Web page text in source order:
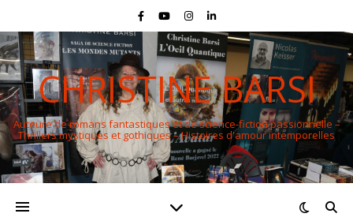
CHRISTINE BARSI
Auteure de romans fantastiques et de science-fiction passionnelle –
Thrillers mystiques et gothiques – Histoires d'amour intemporelles